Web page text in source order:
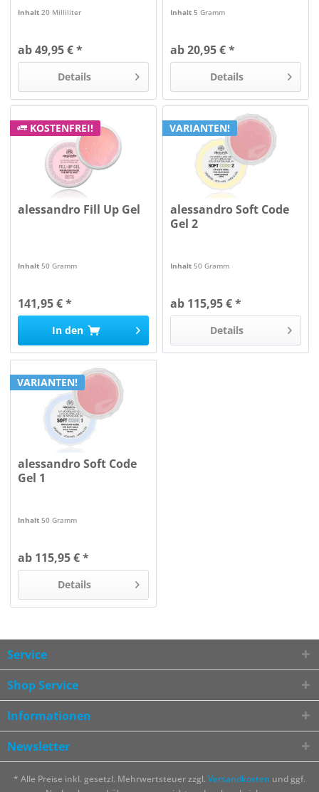
Inhalt20 Milliliter
ab 49,95 € *
Details
Inhalt5 Gramm
ab 20,95 € *
Details
KOSTENFREI!
alessandro Fill Up Gel
Inhalt50 Gramm
141,95 € *
In den
VARIANTEN!
alessandro Soft Code
Gel 2
Inhalt50 Gramm
ab 115,95 € *
Details
VARIANTEN!
alessandro Soft Code
Gel 1
Inhalt50 Gramm
ab 115,95 € *
Details
Service
Shop Service
Informationen
Newsletter
* Alle Preise inkl. gesetzl. Mehrwertsteuer zzgl. Versandkosten und ggf.